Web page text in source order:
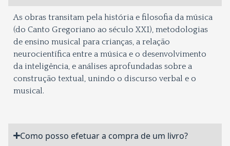
As obras transitam pela história e filosofia da música
(do Canto Gregoriano ao século XXI), metodologias
de ensino musical para crianças, a relação
neurocientífica entre a música e o desenvolvimento
da inteligência, e análises aprofundadas sobre a
construção textual, unindo o discurso verbal e o
musical.
Como posso efetuar a compra de um livro?